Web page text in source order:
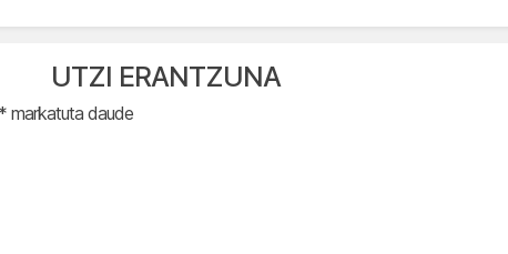
UTZI ERANTZUNA
* markatuta daude